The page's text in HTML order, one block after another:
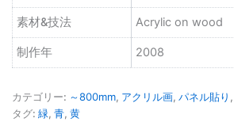
素材&技法 Acrylic on wood
制作年 2008
カテゴリー: ～800mm, アクリル画, パネル貼り ,
タグ: 緑, 青, 黄